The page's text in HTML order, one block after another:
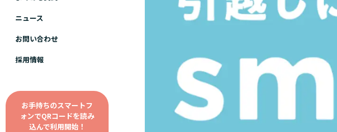
ニュース
お問い合わせ
採用情報
お手持ちのスマートフ
ォンでQRコードを読み
込んで利用開始！